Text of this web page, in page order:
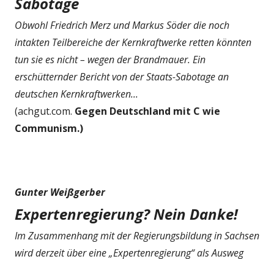
Obwohl Friedrich Merz und Markus Söder die noch
intakten Teilbereiche der Kernkraftwerke retten könnten
tun sie es nicht – wegen der Brandmauer. Ein
erschütternder Bericht von der Staats-Sabotage an
deutschen Kernkraftwerken...
(achgut.com. Gegen Deutschland mit C wie
Communism.)
Gunter Weißgerber
Expertenregierung? Nein Danke!
Im Zusammenhang mit der Regierungsbildung in Sachsen
wird derzeit über eine „Expertenregierung“ als Ausweg